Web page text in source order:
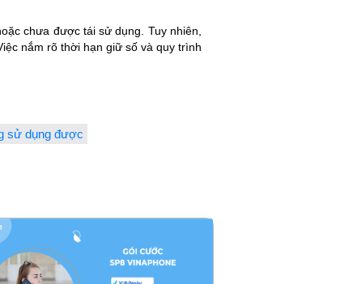
chưa được tái sử dụng. Tuy nhiên,
nắm rõ thời hạn giữ số và quy trình
sử dụng được